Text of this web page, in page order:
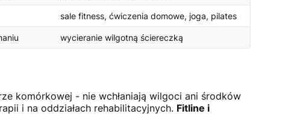
sale fitness, ćwiczenia domowe, joga, pilates
wycieranie wilgotną ściereczką
komórkowej - nie wchłaniają wilgoci ani środków
i na oddziałach rehabilitacyjnych. Fitline i